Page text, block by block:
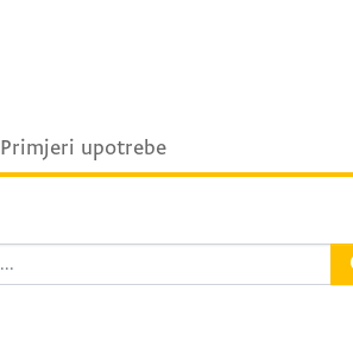
Primjeri upotrebe